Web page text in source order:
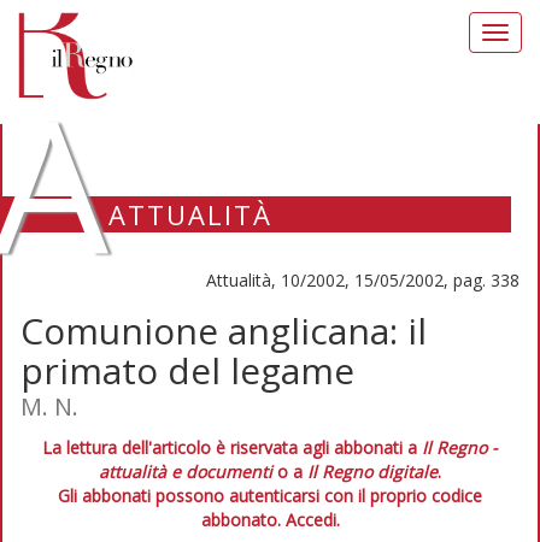
ATTUALITÀ
Attualità, 10/2002, 15/05/2002, pag. 338
Comunione anglicana: il
primato del legame
M. N.
La lettura dell'articolo è riservata agli abbonati a Il Regno -
attualità e documentio a Il Regno digitale.
Gli abbonati possono autenticarsi con il proprio codice
abbonato. Accedi.